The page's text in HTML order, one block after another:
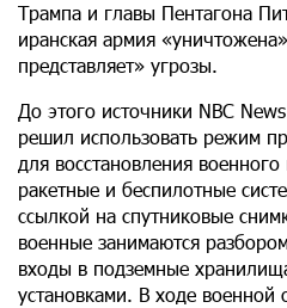
Трампа и главы Пентагона
иранская армия
представляет» угрозы.
До этого источники NBC
решил использовать режим
для восстановления
ракетные и беспилотные
ссылкой на спутниковые
военные занимаются
входы в подземные
установками. В ходе